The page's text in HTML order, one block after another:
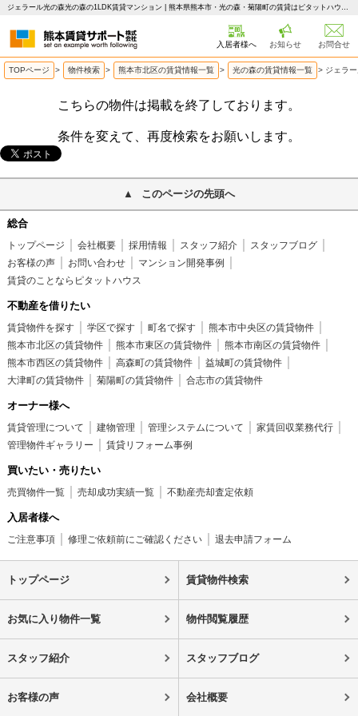
ジェラール光の森光の森の1LDK賃貸マンション | 熊本県熊本市・光の森・菊陽町の賃貸はピタットハウス 熊本賃貸サポート
入居者様へ お知らせ お問合せ
TOPページ > 物件検索 > 熊本市北区の賃貸情報一覧 > 光の森の賃貸情報一覧 > ジェラ
こちらの物件は掲載を終了しております。
条件を変えて、再度検索をお願いします。
このページの先頭へ
総合
トップページ 会社概要 採用情報 スタッフ紹介
スタッフブログ
お客様の声
お問い合わせ
マンション開発事例
賃貸のことならピタットハウス
不動産を借りたい
賃貸物件を探す 学区で探す 町名で探す
熊本市中央区の賃貸物件
熊本市北区の賃貸物件
熊本市東区の賃貸物件
熊本市南区の賃貸物件
熊本市西区の賃貸物件
高森町の賃貸物件
益城町の賃貸物件
大津町の賃貸物件
菊陽町の賃貸物件 合志市の賃貸物件
オーナー様へ
賃貸管理について 建物管理 管理システムについて
家賃回収業務代行
管理物件ギャラリー
賃貸リフォーム事例
買いたい・売りたい
売買物件一覧 売却成功実績一覧 不動産売却査定依頼
入居者様へ
ご注意事項 修理ご依頼前にご確認ください 退去申請フォーム
トップページ 賃貸物件検索
お気に入り物件一覧 物件閲覧履歴
スタッフ紹介 スタッフブログ
お客様の声 会社概要